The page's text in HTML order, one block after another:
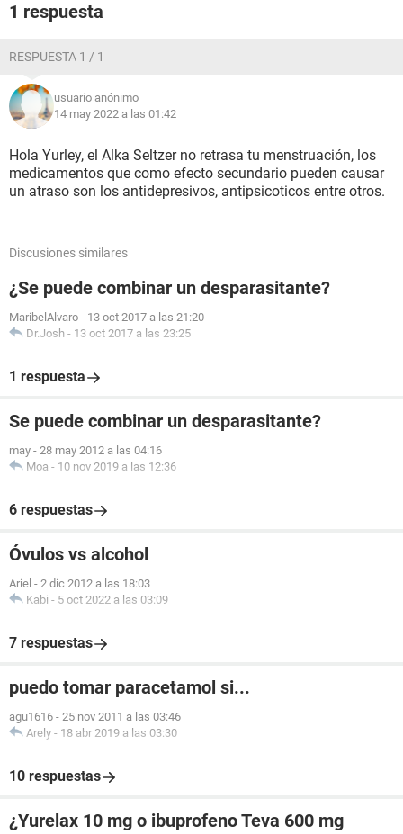
1 respuesta
RESPUESTA 1 / 1
usuario anónimo
14 may 2022 a las 01:42
Hola Yurley, el Alka Seltzer no retrasa tu menstruación, los
medicamentos que como efecto secundario pueden causar
un atraso son los antidepresivos, antipsicoticos entre otros.
Discusiones similares
¿Se puede combinar un desparasitante?
MaribelAlvaro - 13 oct 2017 a las 21:20
Dr.Josh - 13 oct 2017 a las 23:25
1 respuesta
Se puede combinar un desparasitante?
may - 28 may 2012 a las 04:16
Moa - 10 nov 2019 a las 12:36
6 respuestas
Óvulos vs alcohol
Ariel - 2 dic 2012 a las 18:03
Kabi - 5 oct 2022 a las 03:09
7 respuestas
puedo tomar paracetamol si...
agu1616 - 25 nov 2011 a las 03:46
Arely - 18 abr 2019 a las 03:30
10 respuestas
¿Yurelax 10 mg o ibuprofeno Teva 600 mg